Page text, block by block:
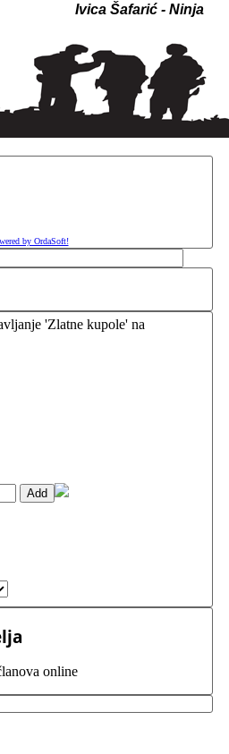
Ivica Šafarić - Ninja
by OrdaSoft!
'Zlatne kupole' na
online